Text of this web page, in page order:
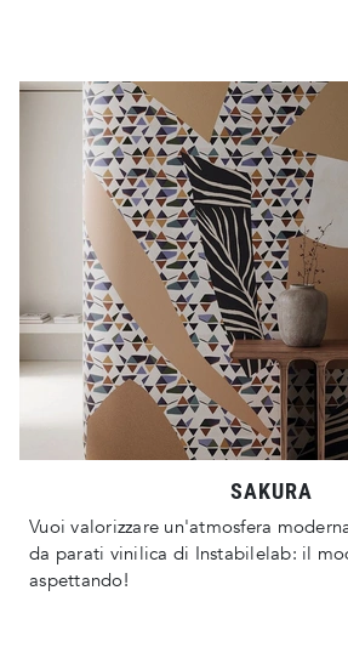
SAKURA
Vuoi valorizzare un'atmosfera
da parati vinilica di Instabilelab: il
aspettando!